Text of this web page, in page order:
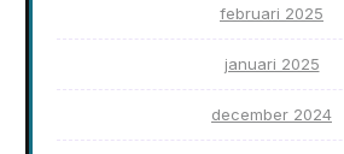
februari 2025
januari 2025
december 2024